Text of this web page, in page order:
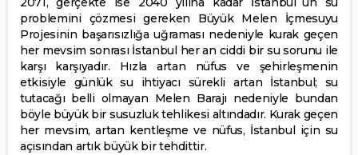
problemini çözmesi gereken Büyük Melen İçmesuyu
Projesinin başarısızlığa uğraması nedeniyle kurak geçen
her mevsim sonrası İstanbul her an ciddi bir su sorunu ile
karşı karşıyadır. Hızla artan nüfus ve şehirleşmenin
etkisiyle günlük su ihtiyacı sürekli artan İstanbul; su
tutacağı belli olmayan Melen Barajı nedeniyle bundan
böyle büyük bir susuzluk tehlikesi altındadır. Kurak geçen
her mevsim, artan kentleşme ve nüfus, İstanbul için su
açısından artık büyük bir tehdittir.